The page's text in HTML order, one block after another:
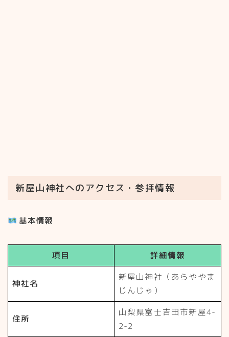
新屋山神社へのアクセス・参拝情報
基本情報
項目 詳細情報
神社名
新屋山神社（あらややま
じんじゃ）
住所
山梨県富士吉田市新屋4-
2-2